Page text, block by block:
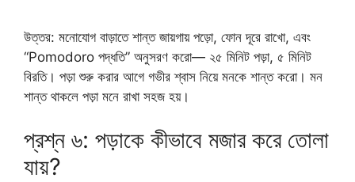
উত্তর: মনোযোগ বাড়াতে শান্ত জায়গায় পড়ো, ফোন দূরে রাখো, এবং
“Pomodoro পদ্ধতি” অনুসরণ করো— ২৫ মিনিট পড়া, ৫ মিনিট
বিরতি। পড়া শুরু করার আগে গভীর শ্বাস নিয়ে মনকে শান্ত করো। মন
শান্ত থাকলে পড়া মনে রাখা সহজ হয়।
প্রশ্ন ৬: পড়াকে কীভাবে মজার করে তোলা
যায়?